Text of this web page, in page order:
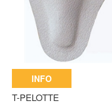
INFO
T-PELOTTE